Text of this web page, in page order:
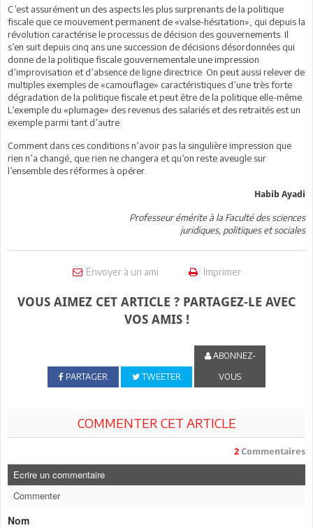
C’est assurément un des aspects les plus surprenants de la politique
fiscale que ce mouvement permanent de «valse-hésitation», qui depuis la
révolution caractérise le processus de décision des gouvernements. Il
s’en suit depuis cinq ans une succession de décisions désordonnées qui
donne de la politique fiscale gouvernementale une impression
d’improvisation et d’absence de ligne directrice. On peut aussi relever de
multiples exemples de «camouflage» caractéristiques d’une très forte
dégradation de la politique fiscale et peut être de la politique elle-même.
L’exemple du «plumage» des revenus des salariés et des retraités est un
exemple parmi tant d’autre.
Comment dans ces conditions n’avoir pas la singulière impression que
rien n’a changé, que rien ne changera et qu’on reste aveugle sur
l’ensemble des réformes à opérer.
Habib Ayadi
Professeur émérite à la Faculté des sciences
juridiques, politiques et sociales
Envoyer à un ami Imprimer
VOUS AIMEZ CET ARTICLE ? PARTAGEZ-LE AVEC
VOS AMIS !
PARTAGER TWEETER
ABONNEZ-
VOUS
COMMENTER CET ARTICLE
2 Commentaires
Ecrire un commentaire
Commenter
Nom